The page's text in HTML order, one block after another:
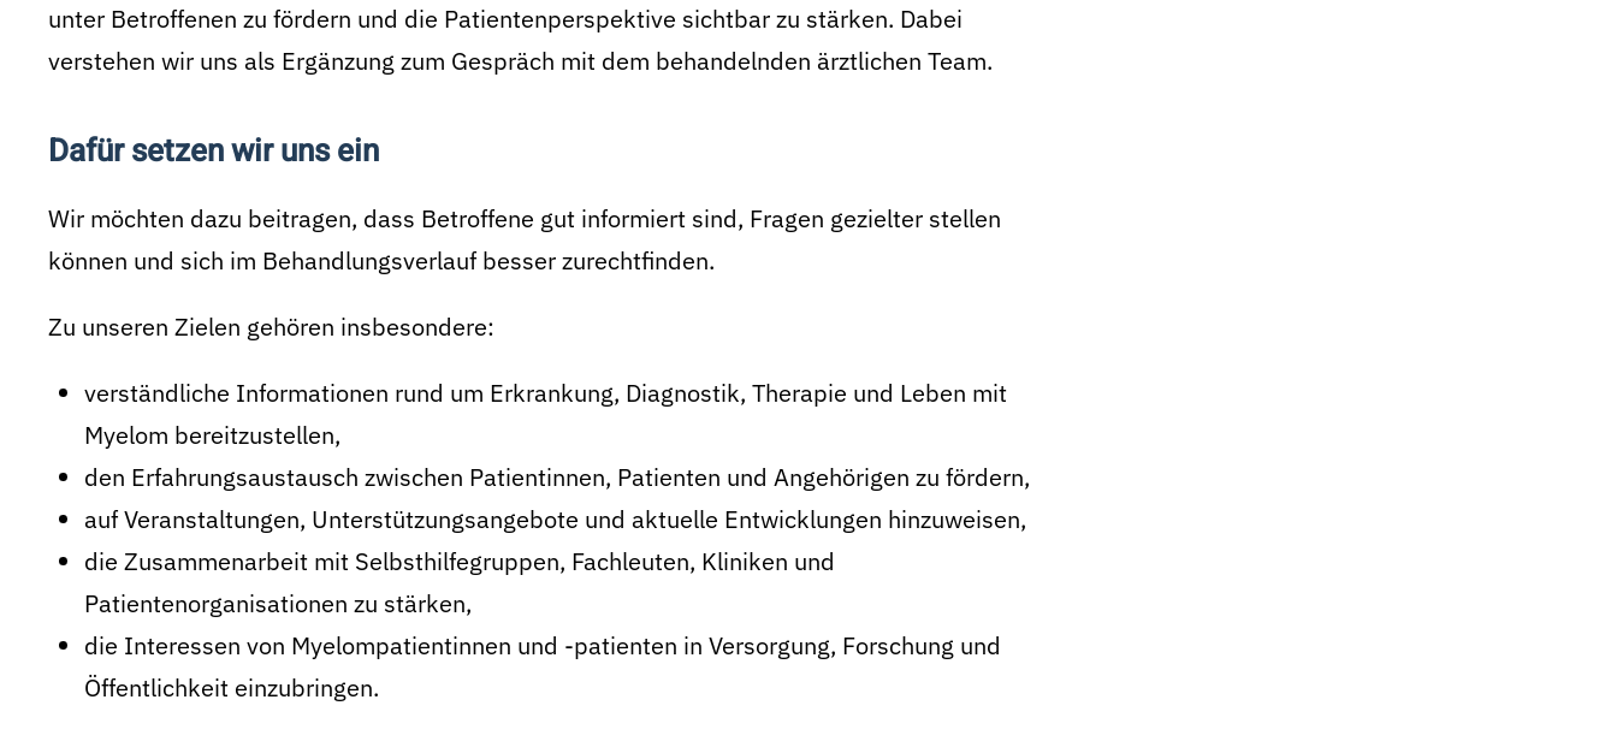
unter Betroffenen zu fördern und die Patientenperspektive sichtbar zu stärken. Dabei
verstehen wir uns als Ergänzung zum Gespräch mit dem behandelnden ärztlichen Team.
Dafür setzen wir uns ein
Wir möchten dazu beitragen, dass Betroffene gut informiert sind, Fragen gezielter stellen
können und sich im Behandlungsverlauf besser zurechtfinden.
Zu unseren Zielen gehören insbesondere:
verständliche Informationen rund um Erkrankung, Diagnostik, Therapie und Leben mit
Myelom bereitzustellen,
den Erfahrungsaustausch zwischen Patientinnen, Patienten und Angehörigen zu fördern,
auf Veranstaltungen, Unterstützungsangebote und aktuelle Entwicklungen hinzuweisen,
die Zusammenarbeit mit Selbsthilfegruppen, Fachleuten, Kliniken und
Patientenorganisationen zu stärken,
die Interessen von Myelompatientinnen und -patienten in Versorgung, Forschung und
Öffentlichkeit einzubringen.